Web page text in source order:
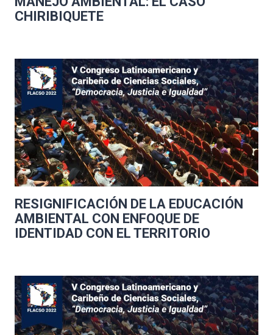
CHIRIBIQUETE
RESIGNIFICACIÓN DE LA EDUCACIÓN
AMBIENTAL CON ENFOQUE DE
IDENTIDAD CON EL TERRITORIO